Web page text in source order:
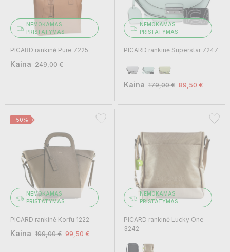
NEMOKAMAS
PRISTATYMAS
PICARD rankinė Pure 7225
Kaina 249,00 €
NEMOKAMAS
PRISTATYMAS
PICARD rankinė Superstar 7247
Kaina 179,00 € 89,50 €
−50%
NEMOKAMAS
PRISTATYMAS
PICARD rankinė Korfu 1222
Kaina 199,00 € 99,50 €
NEMOKAMAS
PRISTATYMAS
PICARD rankinė Lucky One
3242